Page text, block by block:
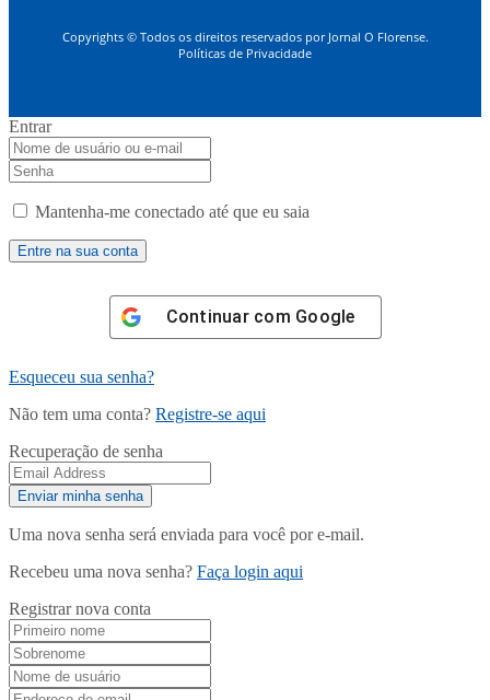
Copyrights © Todos os direitos reservados por Jornal O Florense.
Políticas de Privacidade
Entrar
Mantenha-me conectado até que eu saia
Continuar com Google
Esqueceu sua senha?
Não tem uma conta? Registre-se aqui
Recuperação de senha
Uma nova senha será enviada para você por e-mail.
Recebeu uma nova senha? Faça login aqui
Registrar nova conta